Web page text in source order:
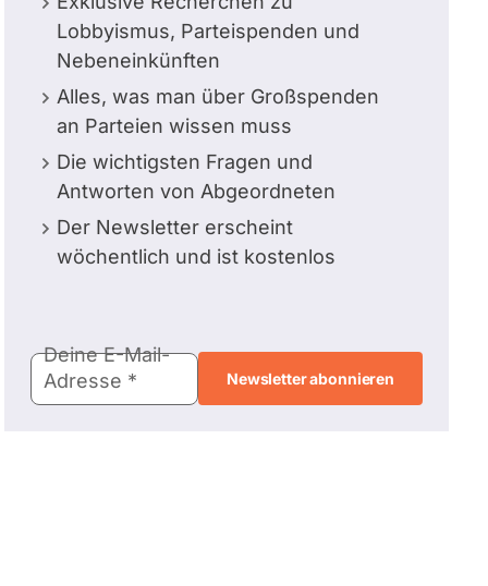
Lobbyismus, Parteispenden und
Nebeneinkünften
Alles, was man über Großspenden
an Parteien wissen muss
Die wichtigsten Fragen und
Antworten von Abgeordneten
Der Newsletter erscheint
wöchentlich und ist kostenlos
Mail-
Adresse
Deine E-Mail-
Adresse